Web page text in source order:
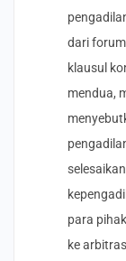
dari
klausul
mendua,
para
ke